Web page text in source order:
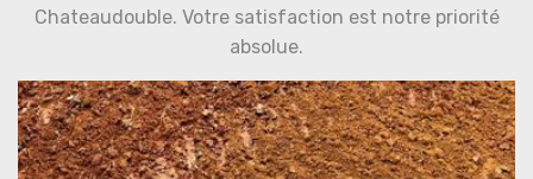
Chateaudouble. Votre satisfaction est notre priorité
absolue.